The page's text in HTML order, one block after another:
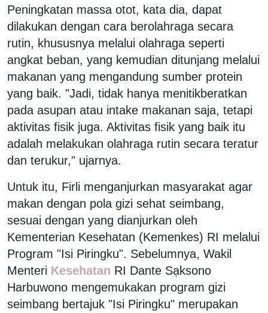
Peningkatan massa otot, kata dia, dapat
dilakukan dengan cara berolahraga secara
rutin, khususnya melalui olahraga seperti
angkat beban, yang kemudian ditunjang melalui
makanan yang mengandung sumber protein
yang baik. "Jadi, tidak hanya menitikberatkan
pada asupan atau intake makanan saja, tetapi
aktivitas fisik juga. Aktivitas fisik yang baik itu
adalah melakukan olahraga rutin secara teratur
dan terukur," ujarnya.
Untuk itu, Firli menganjurkan masyarakat agar
makan dengan pola gizi sehat seimbang,
sesuai dengan yang dianjurkan oleh
Kementerian Kesehatan (Kemenkes) RI melalui
Program "Isi Piringku". Sebelumnya, Wakil
Menteri Kesehatan RI Dante Sạksono
Harbuwono mengemukakan program gizi
seimbang bertajuk "Isi Piringku" merupakan